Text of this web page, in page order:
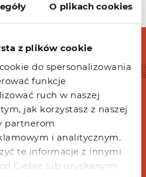
O plikach cookies
z plików cookie
do spersonalizowania
funkcje
ruch w naszej
jak korzystasz z naszej
partnerom
i analitycznym.
te informacje z innymi
Ciebie lub uzyskanymi
12 263 33 33